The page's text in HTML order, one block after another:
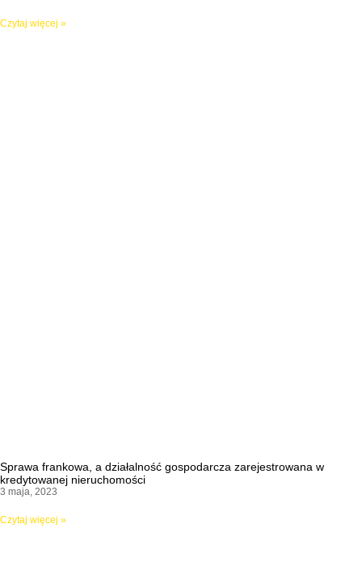
Czytaj więcej »
Sprawa frankowa, a działalność gospodarcza zarejestrowana w
kredytowanej nieruchomości
3 maja, 2023
Czytaj więcej »